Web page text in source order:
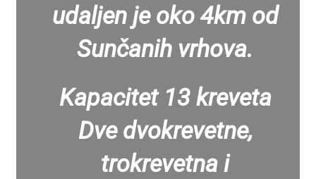
udaljen je oko 4km od
Sunčanih vrhova.
Kapacitet 13 kreveta
Dve dvokrevetne,
trokrevetna i